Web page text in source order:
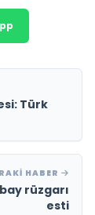
Türk
HABER
rüzgarı
esti